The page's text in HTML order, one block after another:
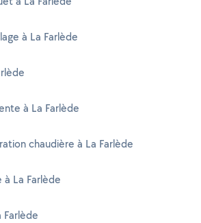
à La Farlède
à La Farlède
chaudière à La Farlède
La Farlède
Farlède